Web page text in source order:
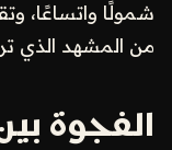
شمولًا واتساعًا،
من المشهد الذي
الفجوة